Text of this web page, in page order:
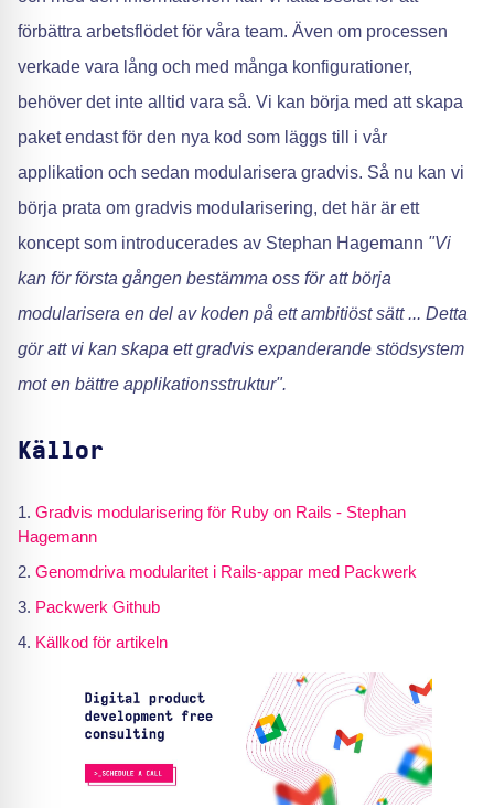
förbättra arbetsflödet för våra team. Även om processen
verkade vara lång och med många konfigurationer,
behöver det inte alltid vara så. Vi kan börja med att skapa
paket endast för den nya kod som läggs till i vår
applikation och sedan modularisera gradvis. Så nu kan vi
börja prata om gradvis modularisering, det här är ett
koncept som introducerades av Stephan Hagemann "Vi
kan för första gången bestämma oss för att börja
modularisera en del av koden på ett ambitiöst sätt ... Detta
gör att vi kan skapa ett gradvis expanderande stödsystem
mot en bättre applikationsstruktur".
Källor
Gradvis modularisering för Ruby on Rails - Stephan
Hagemann
Genomdriva modularitet i Rails-appar med Packwerk
Packwerk Github
Källkod för artikeln